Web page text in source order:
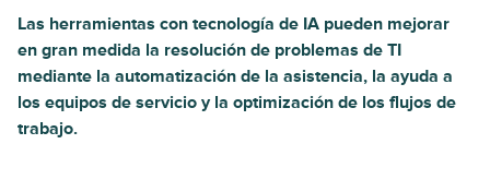
Las herramientas con tecnología de IA pueden mejorar
en gran medida la resolución de problemas de TI
mediante la automatización de la asistencia, la ayuda a
los equipos de servicio y la optimización de los flujos de
trabajo.